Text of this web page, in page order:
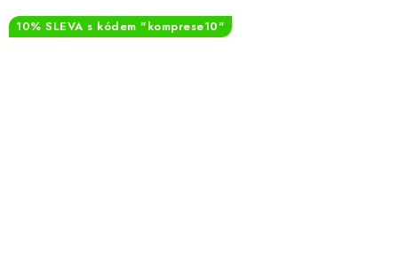
10% SLEVA s kódem "komprese10"